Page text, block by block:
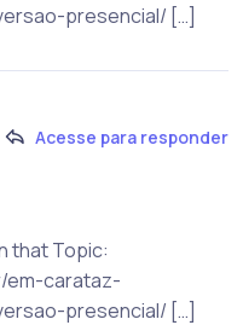
presencial/ […]
Acesse para responder
that Topic:
em-carataz-
presencial/ […]